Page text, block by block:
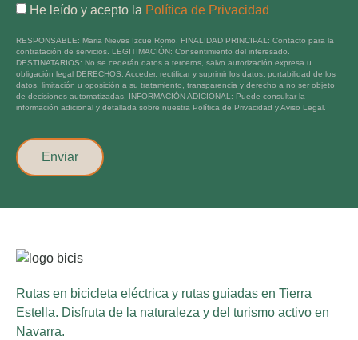
He leído y acepto la Política de Privacidad
RESPONSABLE: Maria Nieves Izcue Romo. FINALIDAD PRINCIPAL: Contacto para la
contratación de servicios. LEGITIMACIÓN: Consentimiento del interesado.
DESTINATARIOS: No se cederán datos a terceros, salvo autorización expresa u
obligación legal DERECHOS: Acceder, rectificar y suprimir los datos, portabilidad de los
datos, limitación u oposición a su tratamiento, transparencia y derecho a no ser objeto
de decisiones automatizadas. INFORMACIÓN ADICIONAL: Puede consultar la
información adicional y detallada sobre nuestra Política de Privacidad y Aviso Legal.
Enviar
Rutas en bicicleta eléctrica y rutas guiadas en Tierra
Estella. Disfruta de la naturaleza y del turismo activo en
Navarra.